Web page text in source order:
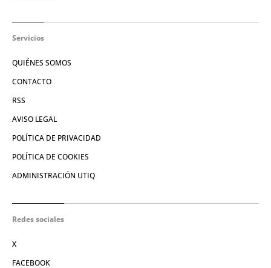
Servicios
QUIÉNES SOMOS
CONTACTO
RSS
AVISO LEGAL
POLÍTICA DE PRIVACIDAD
POLÍTICA DE COOKIES
ADMINISTRACIÓN UTIQ
Redes sociales
X
FACEBOOK